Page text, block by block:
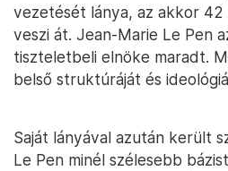
vezetését lánya, az akkor 42
veszi át. Jean-Marie Le Pen
tiszteletbeli elnöke maradt.
belső struktúráját és
Saját lányával azután került
Le Pen minél szélesebb